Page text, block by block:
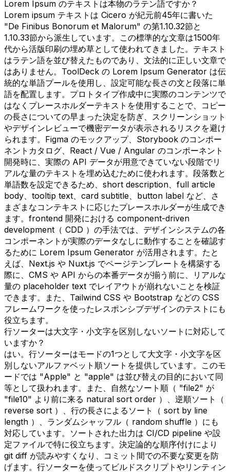
Lorem Ipsum のテキストは本物のラテン語ですか？
Lorem ipsum テキストは Cicero が紀元前45年に書いた
"De Finibus Bonorum et Malorum" の第1.10.32節と
1.10.33節から派生しています。この標準的な文章は1500年
代から活版印刷の埋め草として使われてきました。テキスト
はラテン語を並び替えたものであり、文法的に正しい文章で
はありません。ToolDeck の Lorem Ipsum Generator は伝
統的な単語プールを使用し、設定可能な長さの文と段落に単
語を配置します。プロトタイプ作成中に実際のコンテンツで
はなくプレースホルダーテキストを使用することで、コピー
の長さについての早まった決定を防ぎ、スクリーンショット
やデザインレビューで機密データが表示されるリスクを避け
られます。Figma のモックアップ、Storybook のコンポー
ネントカタログ、React / Vue / Angular のコンポーネント
開発時に、実際の API データが用意できていない段階でリ
アルな量のテキストを埋め込むために使われます。段落数と
単語数を設定できるため、short description、full article
body、tooltip text、card subtitle、button label など、さ
まざまなコンテキストに応じたプレースホルダーが生成でき
ます。frontend 開発における component-driven
development（ CDD ）の手法では、デザインシステムの各
コンポーネントが実際のデータなしに動作することを確認す
るために Lorem Ipsum Generator が活用されます。たと
えば、Next.js や Nuxt.js でページテンプレートを構築する
際に、CMS や API からの本番データが揃う前に、リアルな
量の placeholder text でレイアウトが崩れないことを検証
できます。また、Tailwind CSS や Bootstrap などの CSS
フレームワークを使ったレスポンシブデザインのテストにも
役立ちます。
行ソーターは大文字・小文字を区別しないソートに対応して
いますか？
はい。行ソーターはモードの1つとして大文字・小文字を区
別しないアルファベット順ソートを提供しています。このモ
ードでは "Apple" と "apple" は並び替えの目的において同
等として扱われます。また、自然なソート順（ "file2" が
"file10" より前に来る natural sort order ）、逆順ソート（
reverse sort ）、行の長さによるソート（ sort by line
length ）、ランダムシャッフル（ random shuffle ）にも
対応しています。ソートされた出力は CI/CD pipeline や設
定ファイルで特に役立ちます。決定論的な順序付けにより
git diff が読みやすくなり、コミット間での不要な変更を防
げます。行ソーターを使ってビルドスクリプトやリンティン